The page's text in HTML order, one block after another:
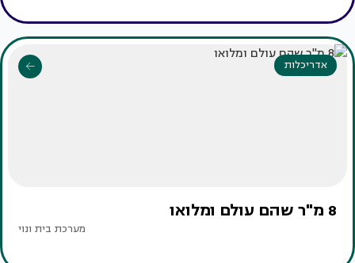
אדריכלות
8 מ"ר שהם עולם ומלואו
מערכת בית ונוי